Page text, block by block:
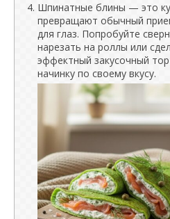
Шпинатные блины — это
превращают обычный
для глаз. Попробуйте
нарезать на роллы или
эффектный закусочный
начинку по своему вкусу.